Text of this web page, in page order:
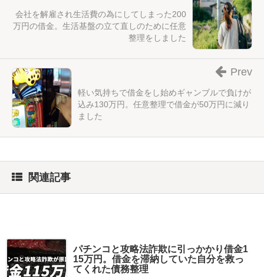
会社を解雇され生活費の為にしてしまった200
万円の借金。生活基盤の立て直しのために任意
整理をしました
軽い気持ちで借金をし始めギャンブルで負けが
込み130万円。任意整理で借金が50万円に減り
ました
Prev
関連記事
パチンコと攻略法詐欺に引っかかり借金1
15万円。借金を滞納していた自分を救っ
てくれた債務整理